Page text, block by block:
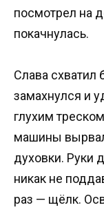
посмотрел на
покачнулась.
Слава схватил
замахнулся и
глухим
машины
духовки. Руки
никак не
раз — щёлк.